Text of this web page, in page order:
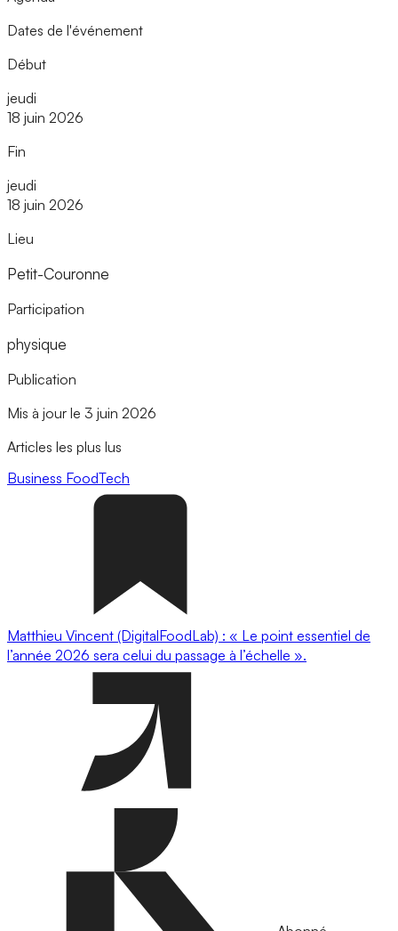
Dates de l'événement
Début
jeudi
18 juin 2026
Fin
jeudi
18 juin 2026
Lieu
Petit-Couronne
Participation
physique
Publication
Mis à jour le 3 juin 2026
Articles les plus lus
Business FoodTech
Matthieu Vincent (DigitalFoodLab) : « Le point essentiel de
l’année 2026 sera celui du passage à l’échelle ».